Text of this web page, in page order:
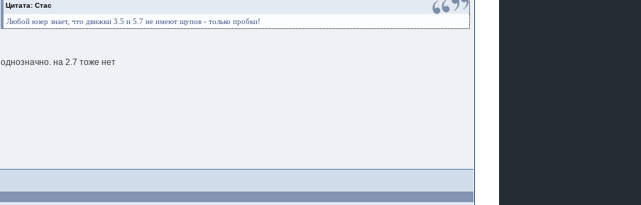
Цитата: Стас
Любой юзер знает, что движки 3.5 и 5.7 не имеют щупов - только пробки!
однозначно. на 2.7 тоже нет